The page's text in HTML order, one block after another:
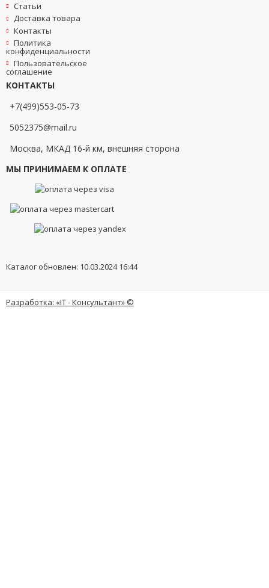
Статьи
Доставка товара
Контакты
Политика
конфиденциальности
Пользовательское
соглашение
КОНТАКТЫ
+7(499)553-05-73
5052375@mail.ru
Москва, МКАД 16-й км, внешняя сторона
МЫ ПРИНИМАЕМ К ОПЛАТЕ
Каталог обновлен: 10.03.2024 16:44
Разработка: «IT - Консультант» ©